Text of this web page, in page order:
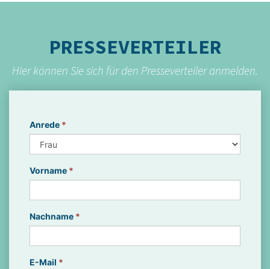
PRESSEVERTEILER
Hier können Sie sich für den Presseverteiler anmelden.
Anrede *
Vorname *
Nachname *
E-Mail *